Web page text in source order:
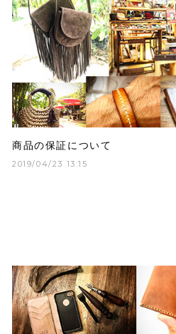
商品の保証について
2019/04/23 13:15